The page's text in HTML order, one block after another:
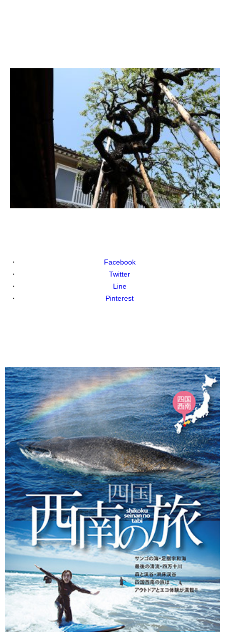
Facebook
Twitter
Line
Pinterest